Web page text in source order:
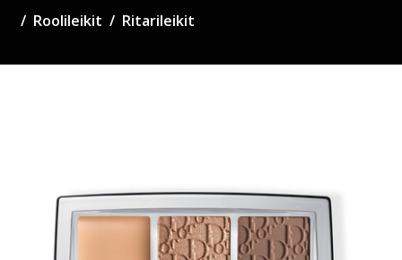
Roolileikit Ritarileikit